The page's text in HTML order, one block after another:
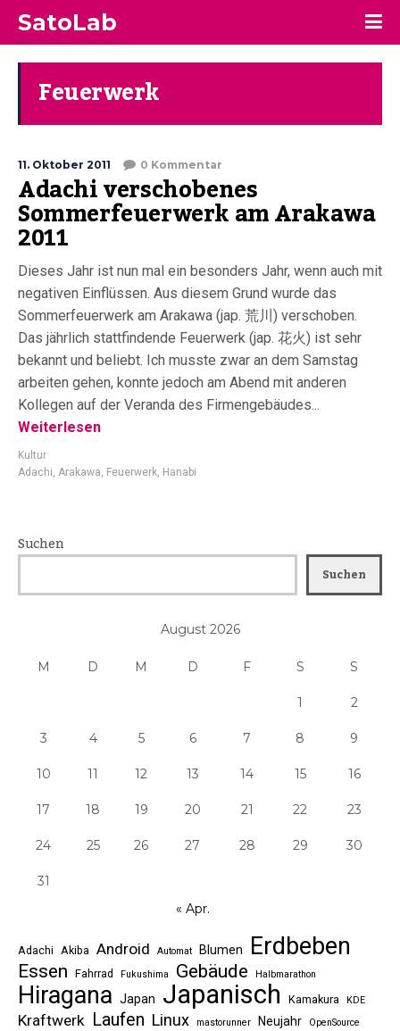
SatoLab
Feuerwerk
11. Oktober 2011 0 Kommentar
Adachi verschobenes
Sommerfeuerwerk am Arakawa
2011
Dieses Jahr ist nun mal ein besonders Jahr, wenn auch mit
negativen Einflüssen. Aus diesem Grund wurde das
Sommerfeuerwerk am Arakawa (jap. 荒川) verschoben.
Das jährlich stattfindende Feuerwerk (jap. 花火) ist sehr
bekannt und beliebt. Ich musste zwar an dem Samstag
arbeiten gehen, konnte jedoch am Abend mit anderen
Kollegen auf der Veranda des Firmengebäudes...
Weiterlesen
Kultur
Adachi, Arakawa, Feuerwerk, Hanabi
Suchen
Suchen
August 2026
M D M D F S S
1 2
3 4 5 6 7 8 9
10 11 12 13 14 15 16
17 18 19 20 21 22 23
24 25 26 27 28 29 30
31
« Apr.
Adachi Akiba Android Automat Blumen Erdbeben
Essen Fahrrad Fukushima Gebäude Halbmarathon
Hiragana Japan Japanisch Kamakura KDE
Kraftwerk Laufen Linux mastorunner Neujahr
OpenSource